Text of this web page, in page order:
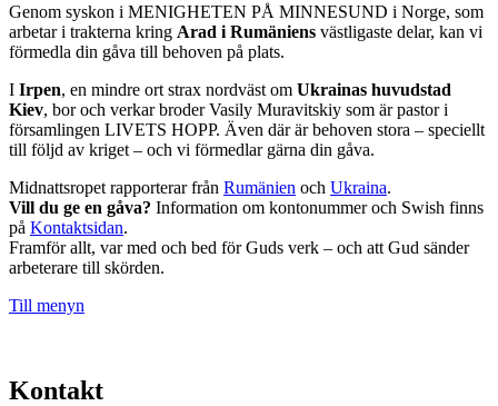
Genom syskon i MENIGHETEN PÅ MINNESUND i Norge, som
arbetar i trakterna kring Arad i Rumäniens västligaste delar, kan vi
förmedla din gåva till behoven på plats.
I Irpen, en mindre ort strax nordväst om Ukrainas huvudstad
Kiev, bor och verkar broder Vasily Muravitskiy som är pastor i
församlingen LIVETS HOPP. Även där är behoven stora – speciellt
till följd av kriget – och vi förmedlar gärna din gåva.
Midnattsropet rapporterar från Rumänien och Ukraina.
Vill du ge en gåva? Information om kontonummer och Swish finns
på Kontaktsidan.
Framför allt, var med och bed för Guds verk – och att Gud sänder
arbeterare till skörden.
Till menyn
Kontakt